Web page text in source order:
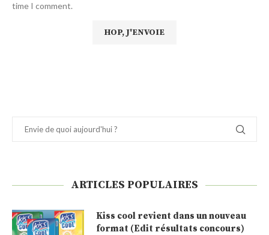
time I comment.
ARTICLES POPULAIRES
Kiss cool revient dans un nouveau
format (Edit résultats concours)